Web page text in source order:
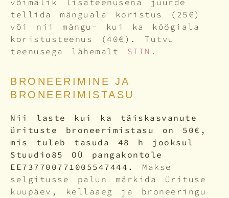
tellida mänguala koristus (25€)
või nii mängu- kui ka köögiala
koristusteenus (40€). Tutvu
teenusega lähemalt SIIN .
BRONEERIMINE JA
BRONEERIMISTASU
Nii laste kui ka täiskasvanute
ürituste broneerimistasu on 50€,
mis tuleb tasuda 48 h jooksul
Stuudio85 OÜ pangakontole
EE737700771005547444.
Makse
selgitusse palun märkida ürituse
kuupäev, kellaaeg ja broneeringu